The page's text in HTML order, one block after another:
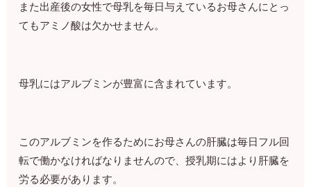
また出産後の女性で母乳を毎日与えているお母さんにとっ
てもアミノ酸は欠かせません。
母乳にはアルブミンが豊富に含まれています。
このアルブミンを作るためにお母さんの肝臓は毎日フル回
転で働かなければなりませんので、授乳期にはより肝臓を
労る必要があります。